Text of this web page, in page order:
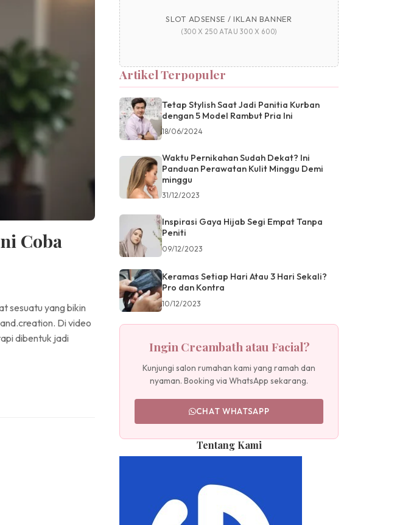
Coba
sesuatu yang bikin
Di video
dibentuk jadi
SLOT ADSENSE / IKLAN BANNER
(300 X 250 ATAU 300 X 600)
Artikel Terpopuler
Tetap Stylish Saat Jadi Panitia Kurban
dengan 5 Model Rambut Pria Ini
18/06/2024
Waktu Pernikahan Sudah Dekat? Ini
Panduan Perawatan Kulit Minggu Demi
minggu
31/12/2023
Inspirasi Gaya Hijab Segi Empat Tanpa
Peniti
09/12/2023
Keramas Setiap Hari Atau 3 Hari Sekali?
Pro dan Kontra
10/12/2023
Ingin Creambath atau Facial?
Kunjungi salon rumahan kami yang ramah dan
nyaman. Booking via WhatsApp sekarang.
CHAT WHATSAPP
Tentang Kami